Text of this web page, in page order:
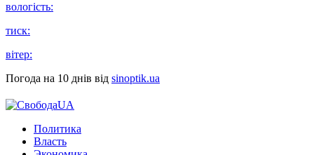
вологість:
тиск:
вітер:
Погода на 10 днів від sinoptik.ua
Политика
Власть